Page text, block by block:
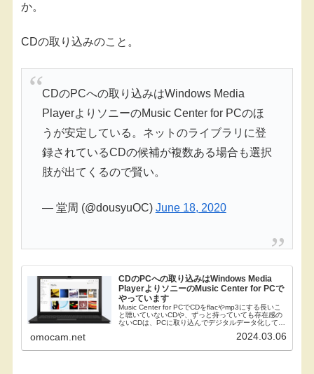
か。
CDの取り込みのこと。
CDのPCへの取り込みはWindows Media
PlayerよりソニーのMusic Center for PCのほ
うが安定している。ネットのライブラリに登
録されているCDの候補が複数ある場合も選択
肢が出てくるので賢い。
— 堂周 (@dousyuOC) June 18, 2020
CDのPCへの取り込みはWindows Media
PlayerよりソニーのMusic Center for PCで
やっています
Music Center for PCでCDをflacやmp3にする長いこ
と聴いていないCDや、ずっと持っていても存在感の
ないCDは、PCに取り込んでデジタルデータ化して、
omocam.net 2024.03.06